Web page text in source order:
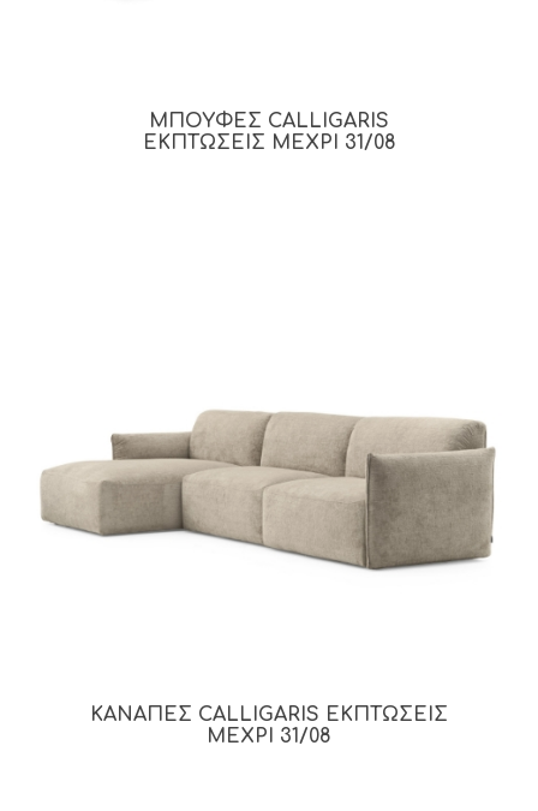
ΜΠΟΥΦΕΣ CALLIGARIS
ΕΚΠΤΩΣΕΙΣ ΜΕΧΡΙ 31/08
ΚΑΝΑΠΕΣ CALLIGARIS ΕΚΠΤΩΣΕΙΣ
ΜΕΧΡΙ 31/08